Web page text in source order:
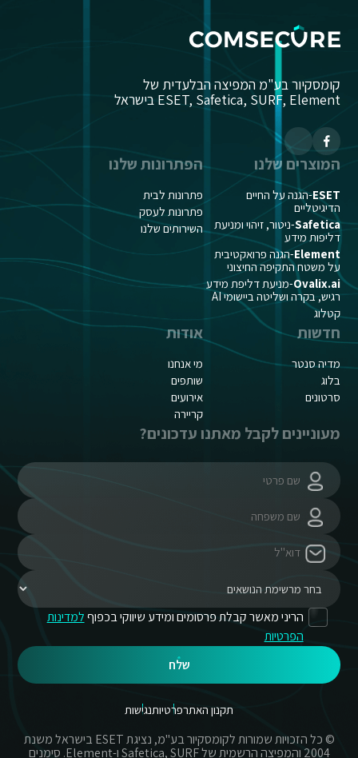
קומסקיור בע"מ המפיצה הבלעדית של
ESET, Safetica, SURF, Element בישראל
המוצרים שלנו
ESET-הגנה על החיים
הדיגיטליים
Safetica-ניטור, זיהוי ומניעת
דליפות מידע
Element-הגנה פרואקטיבית
על משטח התקיפה החיצוני
Ovalix.ai-מניעת דליפת מידע
רגיש, בקרה ושליטה ביישומי AI
קטלוג
הפתרונות שלנו
פתרונות לבית
פתרונות לעסק
השירותים שלנו
חדשות
מדיה סנטר
בלוג
סרטונים
אודות
מי אנחנו
שותפים
אירועים
קריירה
מעוניינים לקבל מאתנו עדכונים?
הריני מאשר קבלת פרסומים ומידע שיווקי בכפוףלמדינות
הפרטיות
שלח
תקנון האתרפרטיותנגישות
© כל הזכויות שמורות לקומסקיור בע"מ, נציגת ESET בישראל משנת
2004 והמפיצה הרשמית של Safetica, SURF ו-Element. סימנים